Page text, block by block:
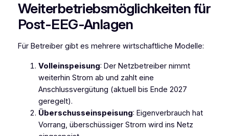
Weiterbetriebsmöglichkeiten für
Post-EEG-Anlagen
Für Betreiber gibt es mehrere wirtschaftliche Modelle:
Volleinspeisung: Der Netzbetreiber nimmt
weiterhin Strom ab und zahlt eine
Anschlussvergütung (aktuell bis Ende 2027
geregelt).
Überschusseinspeisung: Eigenverbrauch hat
Vorrang, überschüssiger Strom wird ins Netz